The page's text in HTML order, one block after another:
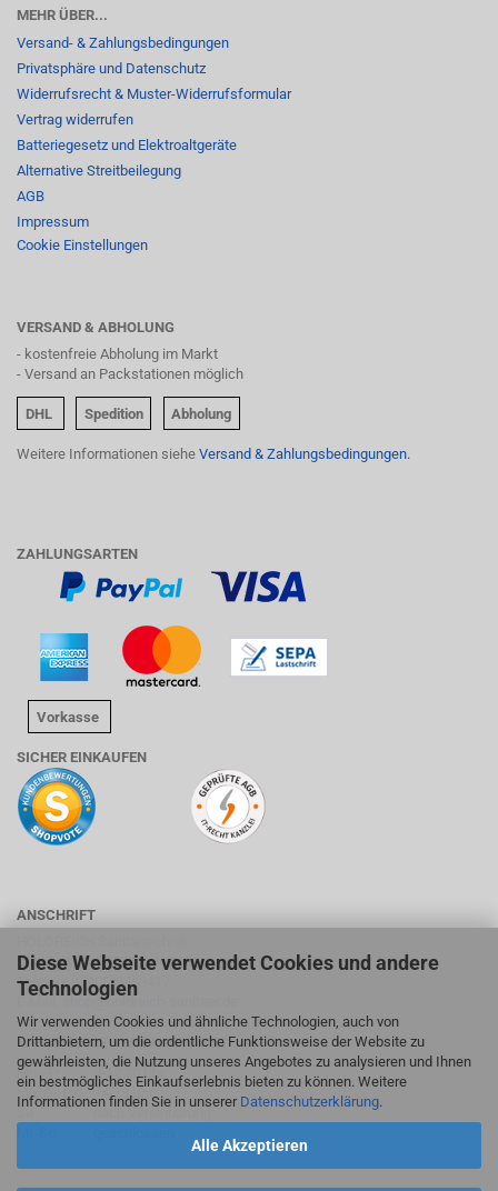
Diese Webseite verwendet Cookies und andere
Technologien
Wir verwenden Cookies und ähnliche Technologien, auch von
Drittanbietern, um die ordentliche Funktionsweise der Website zu
gewährleisten, die Nutzung unseres Angebotes zu analysieren und Ihnen
ein bestmögliches Einkaufserlebnis bieten zu können. Weitere
Informationen finden Sie in unserer Datenschutzerklärung.
Alle Akzeptieren
MEHR ÜBER...
Versand- & Zahlungsbedingungen
Privatsphäre und Datenschutz
Widerrufsrecht & Muster-Widerrufsformular
Vertrag widerrufen
Batteriegesetz und Elektroaltgeräte
Alternative Streitbeilegung
AGB
Impressum
Cookie Einstellungen
VERSAND & ABHOLUNG
- kostenfreie Abholung im Markt
- Versand an Packstationen möglich
DHL Spedition Abholung
Weitere Informationen siehe Versand & Zahlungsbedingungen.
ZAHLUNGSARTEN
Vorkasse
SICHER EINKAUFEN
ANSCHRIFT
Suhlweg 24, 74595 Langenburg
Telefon: 07905/9403417
E-Mail:shop@holdreich-sanitaer.de
ÖFFNUNGSZEITEN FACHMARKT
Mo - Fr
9-12:30 Uhr
Mo, Di, Do
14-18 Uhr
Sa
nach Vereinbarung